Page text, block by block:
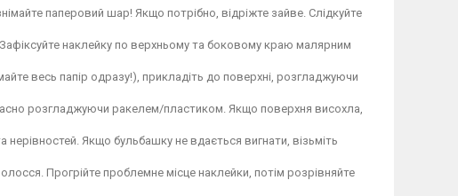
паперовий шар! Якщо потрібно, відріжте зайве. Слідкуйте
наклейку по верхньому та боковому краю малярним
весь папір одразу!), прикладіть до поверхні, розгладжуючи
розгладжуючи ракелем/пластиком. Якщо поверхня висохла,
Якщо бульбашку не вдається вигнати, візьміть
Прогрійте проблемне місце наклейки, потім розрівняйте